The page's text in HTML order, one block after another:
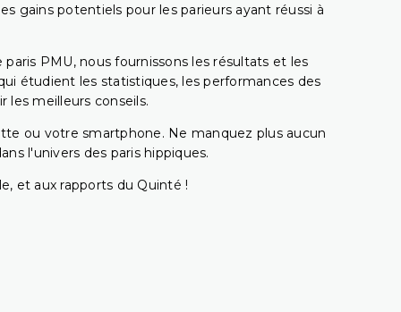
gains potentiels pour les parieurs ayant réussi à
PMU, nous fournissons les résultats et les
étudient les statistiques, les performances des
les meilleurs conseils.
ou votre smartphone. Ne manquez plus aucun
l'univers des paris hippiques.
et aux rapports du Quinté !